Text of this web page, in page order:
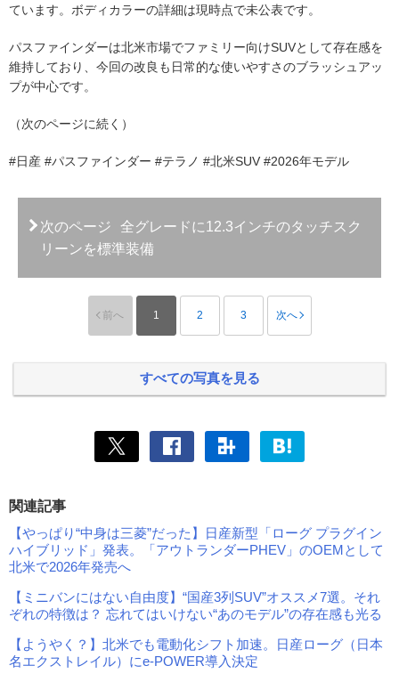
ています。ボディカラーの詳細は現時点で未公表です。
パスファインダーは北米市場でファミリー向けSUVとして存在感を
維持しており、今回の改良も日常的な使いやすさのブラッシュアッ
プが中心です。
（次のページに続く）
#日産 #パスファインダー #テラノ #北米SUV #2026年モデル
次のページ
全グレードに12.3インチのタッチスク
リーンを標準装備
前へ 1 2 3 次へ
すべての写真を見る
関連記事
【やっぱり“中身は三菱”だった】日産新型「ローグ プラグイン
ハイブリッド」発表。「アウトランダーPHEV」のOEMとして
北米で2026年発売へ
【ミニバンにはない自由度】“国産3列SUV”オススメ7選。それ
ぞれの特徴は？ 忘れてはいけない“あのモデル”の存在感も光る
【ようやく？】北米でも電動化シフト加速。日産ローグ（日本
名エクストレイル）にe-POWER導入決定